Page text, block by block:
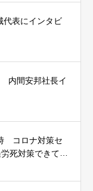
代表にインタビ
内間安邦社長イ
コロナ対策セ
死対策できてい
ません！」